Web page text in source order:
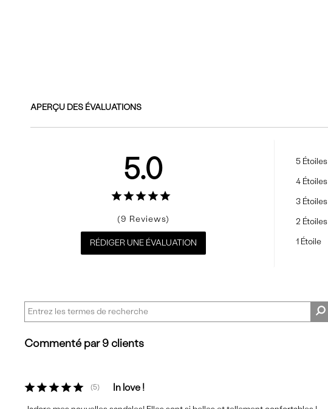
APERÇU DES ÉVALUATIONS
5.0
9
RÉDIGER UNE ÉVALUATION
5 Étoiles
4 Étoiles
3 Étoiles
2 Étoiles
1 Étoile
Commenté par 9 clients
5 In love !